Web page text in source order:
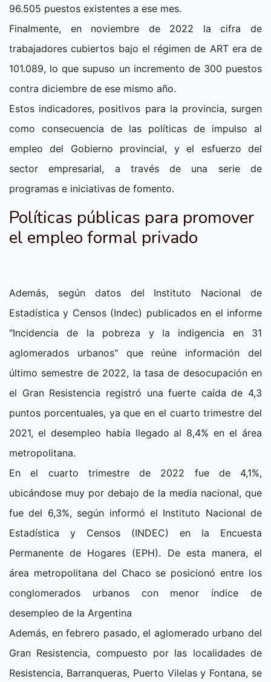
96.505 puestos existentes a ese mes.
Finalmente, en noviembre de 2022 la cifra de
trabajadores cubiertos bajo el régimen de ART era de
101.089, lo que supuso un incremento de 300 puestos
contra diciembre de ese mismo año.
Estos indicadores, positivos para la provincia, surgen
como consecuencia de las políticas de impulso al
empleo del Gobierno provincial, y el esfuerzo del
sector empresarial, a través de una serie de
programas e iniciativas de fomento.
Políticas públicas para promover
el empleo formal privado
Además, según datos del Instituto Nacional de
Estadística y Censos (Indec) publicados en el informe
"Incidencia de la pobreza y la indigencia en 31
aglomerados urbanos" que reúne información del
último semestre de 2022, la tasa de desocupación en
el Gran Resistencia registró una fuerte caída de 4,3
puntos porcentuales, ya que en el cuarto trimestre del
2021, el desempleo había llegado al 8,4% en el área
metropolitana.
En el cuarto trimestre de 2022 fue de 4,1%,
ubicándose muy por debajo de la media nacional, que
fue del 6,3%, según informó el Instituto Nacional de
Estadística y Censos (INDEC) en la Encuesta
Permanente de Hogares (EPH). De esta manera, el
área metropolitana del Chaco se posicionó entre los
conglomerados urbanos con menor índice de
desempleo de la Argentina
Además, en febrero pasado, el aglomerado urbano del
Gran Resistencia, compuesto por las localidades de
Resistencia, Barranqueras, Puerto Vilelas y Fontana, se